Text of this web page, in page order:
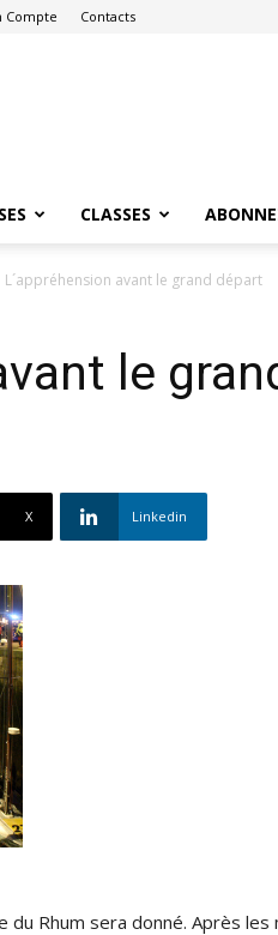
Compte Contacts
CLASSES
L´appréhension avant le grand départ
le
X Linkedin
du Rhum sera donné. Après les